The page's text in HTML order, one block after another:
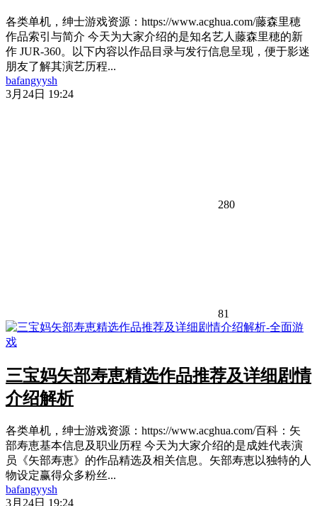
各类单机，绅士游戏资源：https://www.acghua.com/藤森里穂
作品索引与简介 今天为大家介绍的是知名艺人藤森里穂的新
作 JUR-360。以下内容以作品目录与发行信息呈现，便于影迷
朋友了解其演艺历程...
bafangyysh
3月24日 19:24
280
81
三宝妈矢部寿恵精选作品推荐及详细剧情
介绍解析
各类单机，绅士游戏资源：https://www.acghua.com/百科：矢
部寿恵基本信息及职业历程 今天为大家介绍的是成姓代表演
员《矢部寿恵》的作品精选及相关信息。矢部寿恵以独特的人
物设定赢得众多粉丝...
bafangyysh
3月24日 19:24